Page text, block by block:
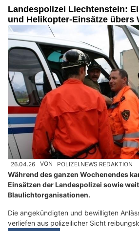
Landespolizei Liechtenstein:
und Helikopter-Einsätze übers
26.04.26 VON POLIZEI.NEWS REDAKTION
Während des ganzen Wochenendes
Einsätzen der Landespolizei sowie
Blaulichtorganisationen.
Die angekündigten und bewilligten
verliefen aus polizeilicher Sicht